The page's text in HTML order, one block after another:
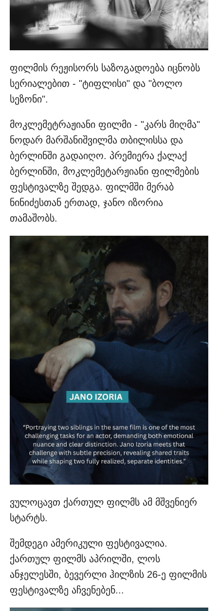
ფილმის რეჟისორს საზოგადოება იცნობს
სერიალებით - "ტიფლისი" და "ბოლო
სეზონი".
მოკლემეტრაჟიანი ფილმი - "კარს მიღმა"
ნოდარ მარშანიშვილმა თბილისსა და
ბერლინში გადაიღო. პრემიერა ქალაქ
ბერლინში, მოკლემეტარჟიანი ფილმების
ფესტივალზე შედგა. ფილმში მერაბ
ნინიძესთან ერთად, ჯანო იზორია
თამაშობს.
ვულოცავთ ქართულ ფილმს ამ მშვენიერ
სტარტს.
შემდეგი ამერიკული ფესტივალია.
ქართულ ფილმს აპრილში, ლოს
ანჯელესში, ბევერლი ჰილზის 26-ე ფილმის
ფესტივალზე აჩვენებენ...